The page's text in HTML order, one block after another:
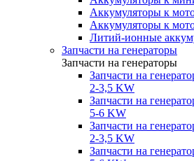
Аккумуляторы к
Аккумуляторы к
Литий-ионные
Запчасти на генераторы
Запчасти на генераторы
Запчасти на
2-3,5 KW
Запчасти на
5-6 KW
Запчасти на
2-3,5 KW
Запчасти на